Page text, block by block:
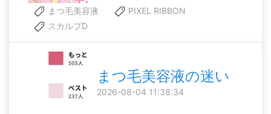
まつ毛美容液
PIXEL RIBBON
スカルプD
まつ毛美容液の迷い
2026-08-04 11:38:34